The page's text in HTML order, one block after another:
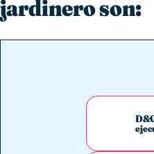
jardinero son: